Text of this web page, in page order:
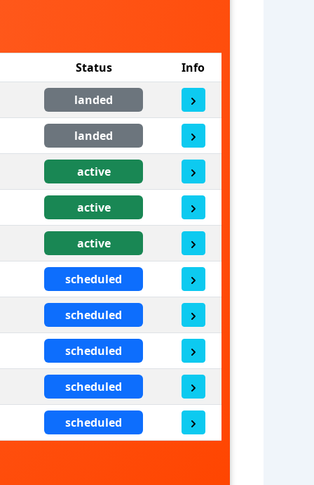
Status Info
landed
landed
active
active
active
scheduled
scheduled
scheduled
scheduled
scheduled